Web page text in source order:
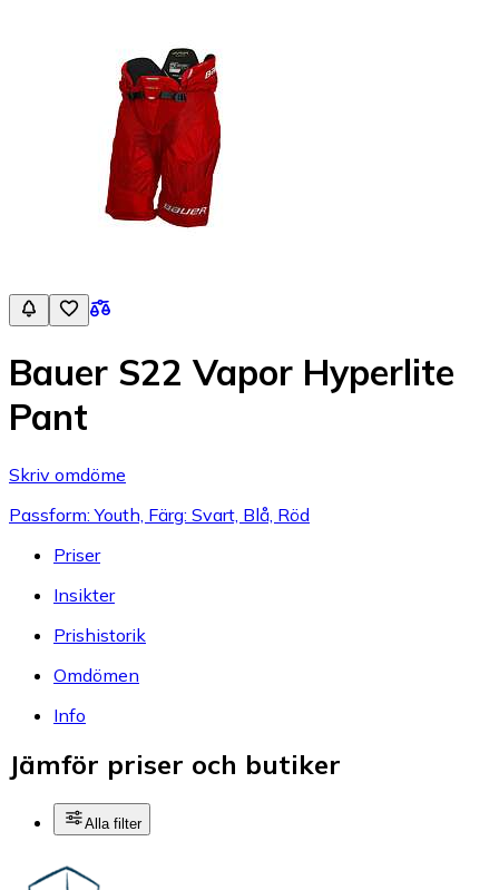
Bauer S22 Vapor Hyperlite
Pant
Skriv omdöme
Passform: Youth, Färg: Svart, Blå, Röd
Priser
Insikter
Prishistorik
Omdömen
Info
Jämför priser och butiker
Alla filter